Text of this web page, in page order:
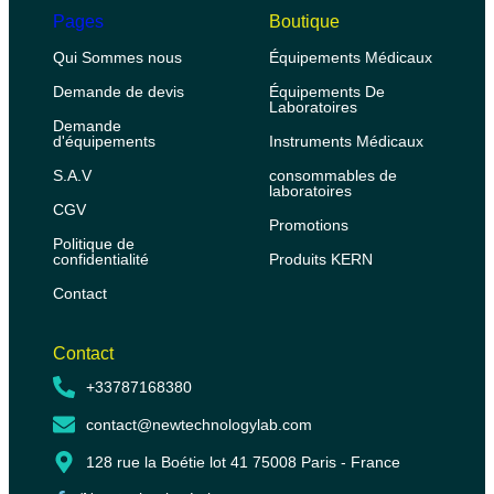
Pages
Qui Sommes nous
Demande de devis
Demande
d'équipements
S.A.V
CGV
Politique de
confidentialité
Contact
Boutique
Équipements Médicaux
Équipements De
Laboratoires
Instruments Médicaux
consommables de
laboratoires
Promotions
Produits KERN
Contact
+33787168380
contact@newtechnologylab.com
128 rue la Boétie lot 41 75008 Paris - France